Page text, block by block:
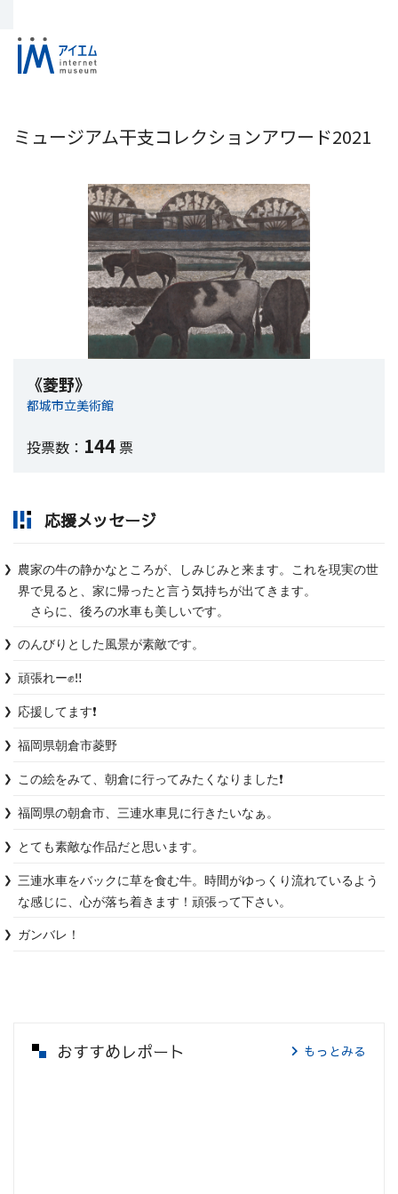
ミュージアム干支コレクションアワード2021
《菱野》
都城市立美術館
投票数： 144票
応援メッセージ
農家の牛の静かなところが、しみじみと来ます。これを現実の世
界で見ると、家に帰ったと言う気持ちが出てきます。
さらに、後ろの水車も美しいです。
のんびりとした風景が素敵です。
頑張れー✊‼️
応援してます❗️
福岡県朝倉市菱野
この絵をみて、朝倉に行ってみたくなりました❗️
福岡県の朝倉市、三連水車見に行きたいなぁ。
とても素敵な作品だと思います。
三連水車をバックに草を食む牛。時間がゆっくり流れているよう
な感じに、心が落ち着きます！頑張って下さい。
ガンバレ！
おすすめレポート もっとみる